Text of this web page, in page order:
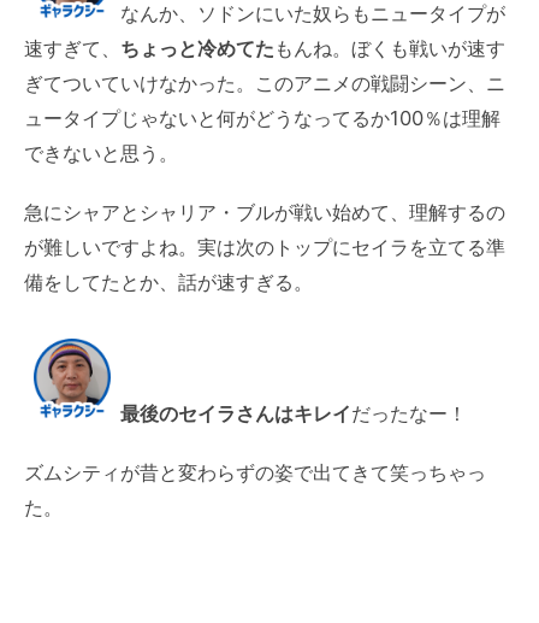
なんか、ソドンにいた奴らもニュータイプが
速すぎて、 ちょっと冷めてた もんね。ぼくも戦いが速す
ぎてついていけなかった。このアニメの戦闘シーン、ニ
ュータイプじゃないと何がどうなってるか100％は理解
できないと思う。
急にシャアとシャリア・ブルが戦い始めて、理解するの
が難しいですよね。実は次のトップにセイラを立てる準
備をしてたとか、話が速すぎる。
最後のセイラさんはキレイだったなー！
ズムシティが昔と変わらずの姿で出てきて笑っちゃっ
た。